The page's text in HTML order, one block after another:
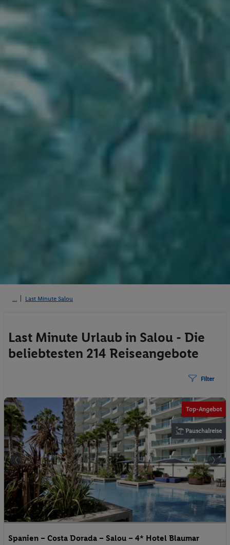
Last Minute Salou
Last Minute Urlaub in Salou - Die
beliebtesten 214 Reiseangebote
Filter
Top-Angebot
Pauschalreise
Spanien – Costa Dorada – Salou – 4* Hotel Blaumar